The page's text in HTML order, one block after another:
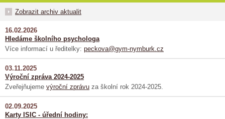
Zobrazit archiv aktualit
16.02.2026
Hledáme školního psychologa
Více informací u ředitelky: peckova@gym-nymburk.cz
03.11.2025
Výroční zpráva 2024-2025
Zveřejňujeme výroční zprávu za školní rok 2024-2025.
02.09.2025
Karty ISIC - úřední hodiny: